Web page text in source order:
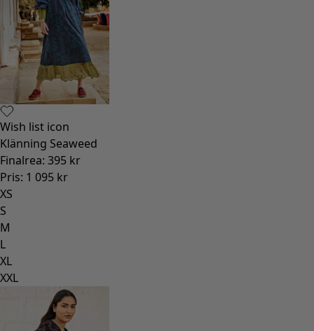
Wish list icon
Klänning Seaweed
Finalrea: 395 kr
Pris: 1 095 kr
XS
S
M
L
XL
XXL